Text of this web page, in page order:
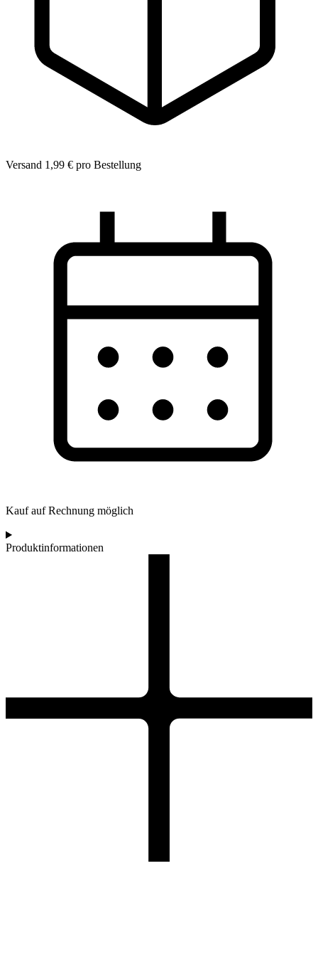
Versand 1,99 € pro Bestellung
Kauf auf Rechnung möglich
Produktinformationen